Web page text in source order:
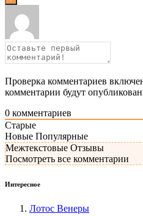
Проверка комментариев
комментарии будут
0 комментариев
Старые
Новые Популярные
Межтекстовые Отзывы
Посмотреть все комментарии
Интересное
Лотос Венеры